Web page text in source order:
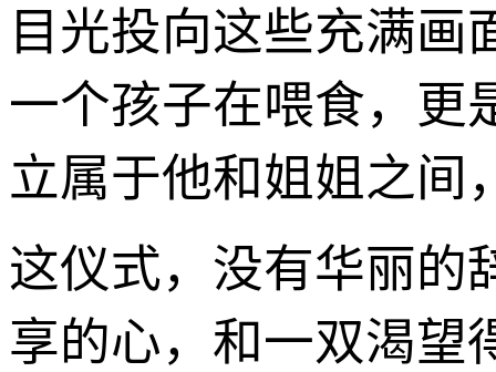
目光投向这些充满
一个孩子在喂食，更
立属于他和姐姐之间
这仪式，没有华丽的
享的心，和一双渴望